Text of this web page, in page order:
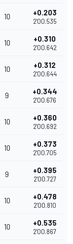
10 +0.203
2'00.535
10 +0.310
2'00.642
10 +0.312
2'00.644
9 +0.344
2'00.676
10 +0.360
2'00.692
10 +0.373
2'00.705
9 +0.395
2'00.727
10 +0.478
2'00.810
10 +0.535
2'00.867